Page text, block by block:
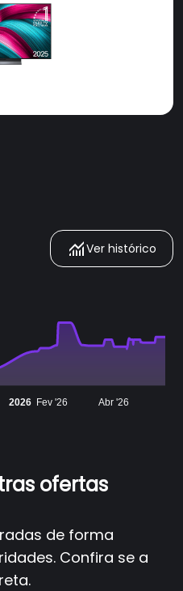
Ver histórico
2026 Fev '26 Abr '26
ofertas
de forma
Confira se a